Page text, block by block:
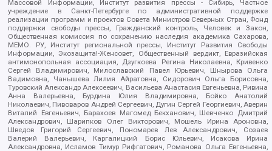
Массовой Информации, Институт развития прессы - Сибирь, Частное
учреждение в Санкт-Петербурге по административной поддержке
реализации программ и проектов Совета Министров Северных Стран, Фонд
поддержки свободы прессы, Гражданский контроль, Человек и Закон,
Общественная комиссия по сохранению наследия академика Сахарова,
МЕМО. РУ, Институт региональной прессы, Институт Развития Свободы
Информации, Экозащита!-Женсовет, Общественный вердикт, Евразийская
антимонопольная ассоциация, Дзугкоева Регина Николаевна, Кривенко
Сергей Владимирович, Милославский Павел Юрьевич, Шнырова Ольга
Вадимовна, Чанышева Лилия Айратовна, Сидорович Ольга Борисовна,
Туровский Александр Алексеевич, Васильева Анастасия Евгеньевна, Ривина
Анна Валерьевна, Бурдина Юлия Владимировна, Бойко Анатолий
Николаевич, Пивоваров Андрей Сергеевич, Дугин Сергей Георгиевич, Аверин
Виталий Евгеньевич, Барахоев Магомед Бекханович, Шевченко Дмитрий
Александрович, Шарипков Олег Викторович, Мошель Ирина Ароновна,
Шведов Григорий Сергеевич, Пономарев Лев Александрович, Созаев
Валерий Валерьевич, Каргалицкий Борис Юльевич, Исакова Ирина
Александровна, Исламов Тимур Рифгатович, Романова Ольга Евгеньевна,